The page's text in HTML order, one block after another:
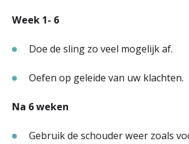
Week 1- 6
Doe de sling zo veel mogelijk af.
Oefen op geleide van uw klachten.
Na 6 weken
Gebruik de schouder weer zoals